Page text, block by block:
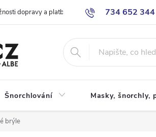
734 652 344
dopravy a platby Jak nakupovat
Šnorchlování Masky, šnorchly,
brýle